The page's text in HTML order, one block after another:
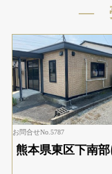
―
お問合せNo.5787